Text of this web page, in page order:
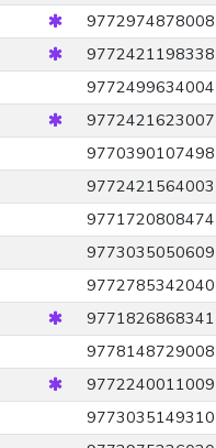
9772974878008
9772421198338
9772499634004
9772421623007
9770390107498
9772421564003
9771720808474
9773035050609
9772785342040
9771826868341
9778148729008
9772240011009
9773035149310